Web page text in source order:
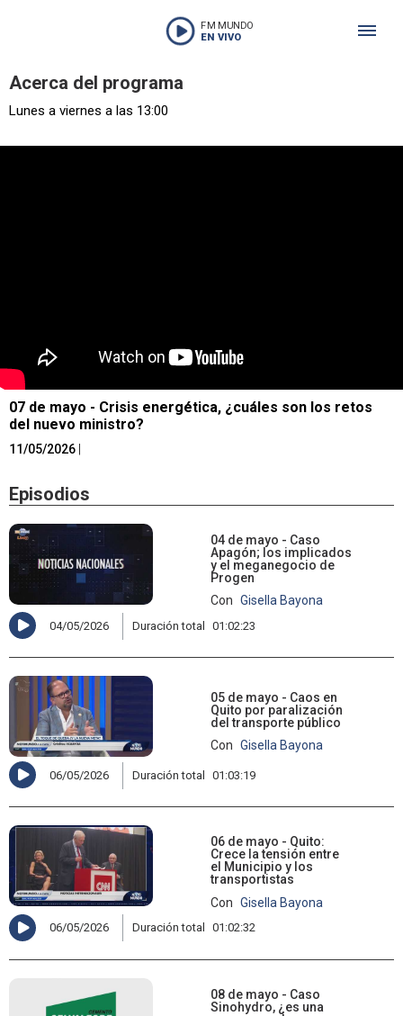
FM MUNDO
EN VIVO
07 de mayo - Crisis energética, ¿cuáles son los retos
del nuevo ministro?
11/05/2026
Episodios
04 de mayo - Caso
Apagón; los implicados
y el meganegocio de
Progen
Con Gisella Bayona
04/05/2026 Duración total 01:02:23
05 de mayo - Caos en
Quito por paralización
del transporte público
Con Gisella Bayona
06/05/2026 Duración total 01:03:19
06 de mayo - Quito:
Crece la tensión entre
el Municipio y los
transportistas
Con Gisella Bayona
06/05/2026 Duración total 01:02:32
08 de mayo - Caso
Sinohydro, ¿es una
Acerca del programa
Lunes a viernes a las 13:00